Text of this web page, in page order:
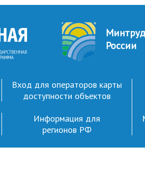
Минтруд
России
Вход для операторов карты
доступности объектов
Информация для
регионов РФ